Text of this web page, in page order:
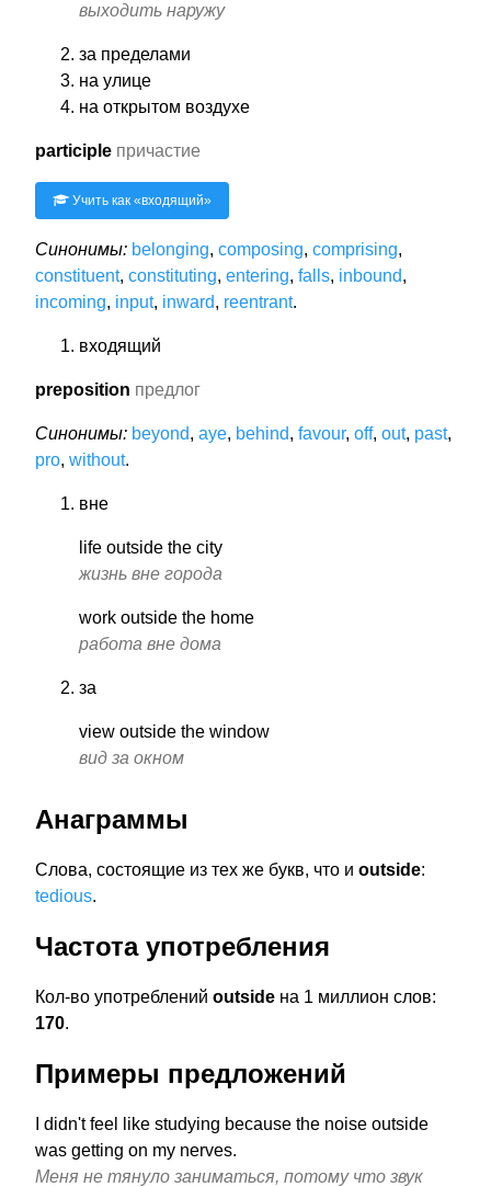
выходить наружу
за пределами
на улице
на открытом воздухе
participle причастие
Учить как «входящий»
Синонимы: belonging, composing, comprising,
constituent, constituting, entering, falls, inbound,
incoming, input, inward, reentrant.
входящий
preposition предлог
Синонимы: beyond, aye, behind, favour, off, out, past,
pro, without.
вне
life outside the city
жизнь вне города
work outside the home
работа вне дома
за
view outside the window
вид за окном
Анаграммы
Слова, состоящие из тех же букв, что и outside:
tedious.
Частота употребления
Кол-во употреблений outside на 1 миллион слов:
170.
Примеры предложений
I didn't feel like studying because the noise outside
was getting on my nerves.
Меня не тянуло заниматься, потому что звук